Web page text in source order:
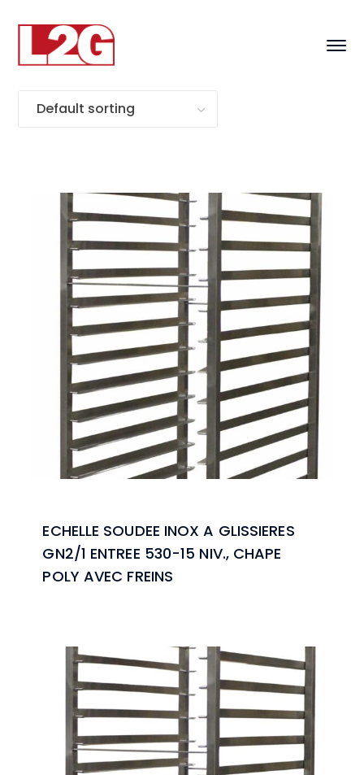
ECHELLE SOUDEE INOX A GLISSIERES
GN2/1 ENTREE 530-15 NIV., CHAPE
POLY AVEC FREINS